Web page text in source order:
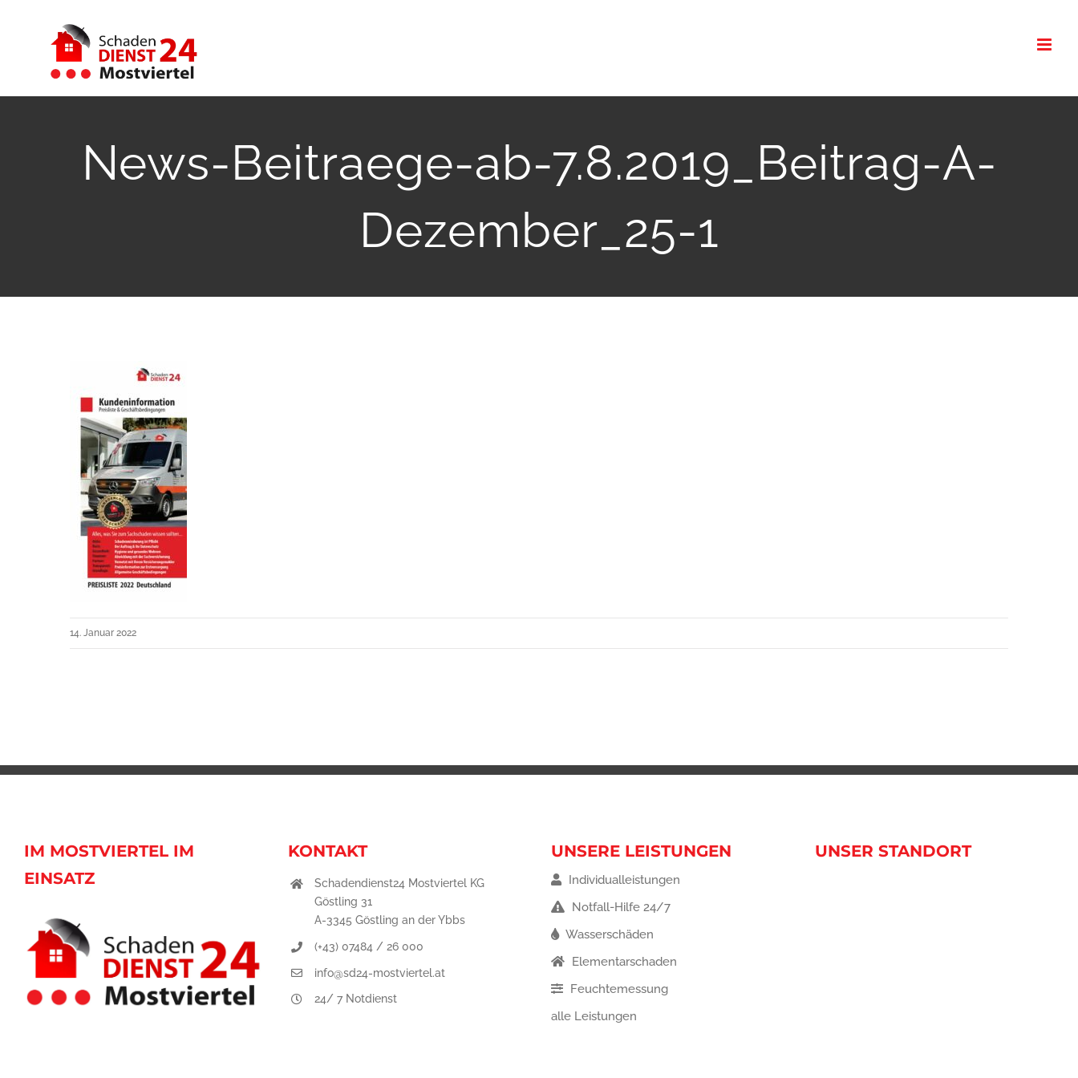
News-Beitraege-ab-7.8.2019_Beitrag-A-
Dezember_25-1
14. Januar 2022
IM MOSTVIERTEL IM
EINSATZ
KONTAKT
Schadendienst24 Mostviertel KG
Göstling 31
A-3345 Göstling an der Ybbs
(+43) 07484 / 26 000
info@sd24-mostviertel.at
24/ 7 Notdienst
UNSERE LEISTUNGEN
Individualleistungen
Notfall-Hilfe 24/7
Wasserschäden
Elementarschaden
Feuchtemessung
alle Leistungen
UNSER STANDORT